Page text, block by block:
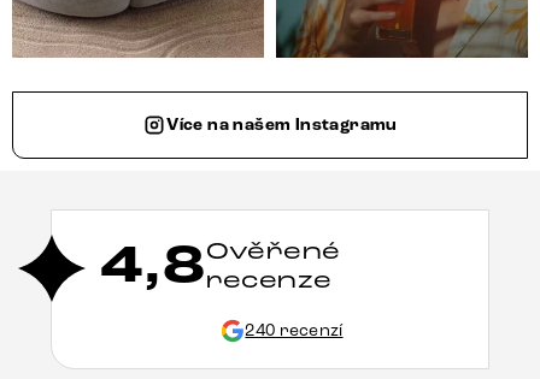
Více na našem Instagramu
4,8Ověřené
recenze
240 recenzí